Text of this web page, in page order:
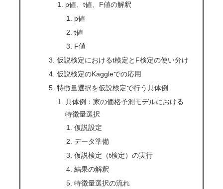
p値、t値、F値の解釈
p値
t値
F値
仮説検定におけるt検定とF検定の使い分け
仮説検定のKaggleでの応用
特徴量選択を仮説検定で行う具体例
具体例：家の価格予測モデルにおける
特徴量選択
仮説設定
データ準備
仮説検定（t検定）の実行
結果の解釈
特徴量選択の流れ